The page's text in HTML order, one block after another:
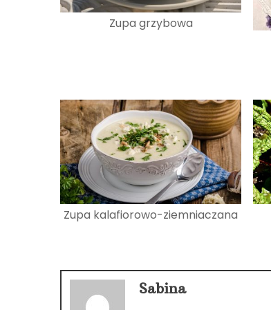
Zupa grzybowa
Zupa kalafiorowo-ziemniaczana
Sabina